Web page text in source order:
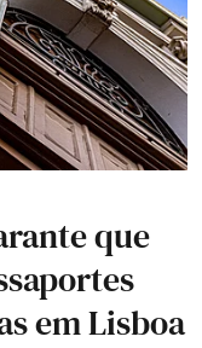
que
em Lisboa